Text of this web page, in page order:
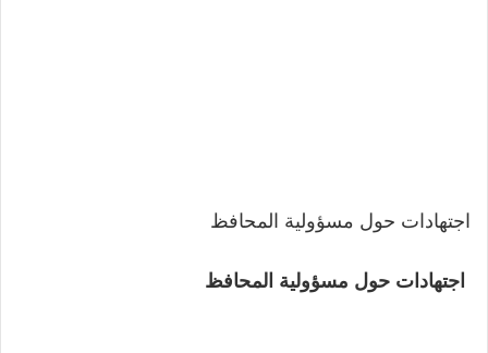
اجتهادات حول مسؤولية المحافظ
اجتهادات حول مسؤولية المحافظ